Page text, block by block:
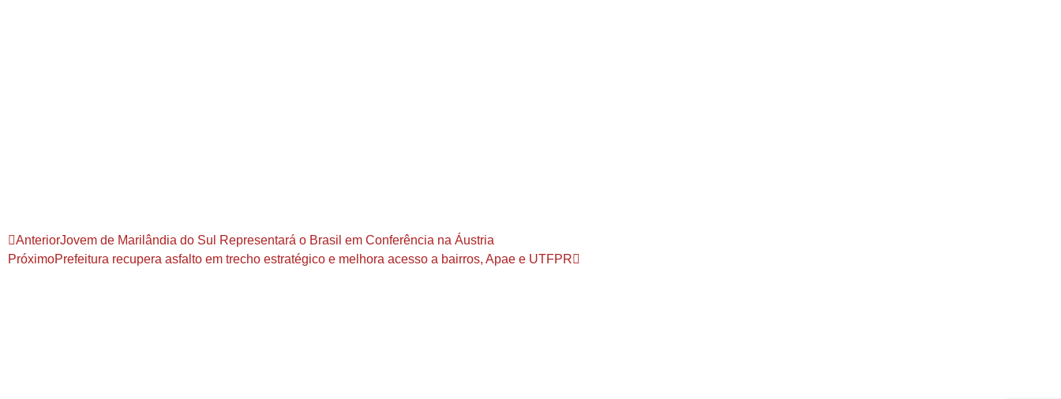
AnteriorJovem de Marilândia do Sul Representará o Brasil em Conferência na Áustria
PróximoPrefeitura recupera asfalto em trecho estratégico e melhora acesso a bairros, Apae e UTFPR